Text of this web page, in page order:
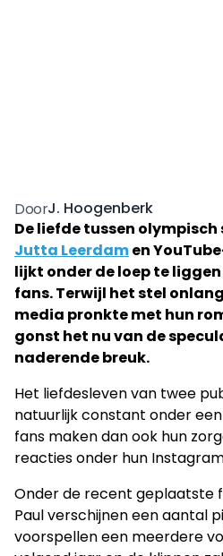
DoorJ. Hoogenberk
De liefde tussen
Jutta Leerdamen
lijkt onder de loep te
fans. Terwijl het stel
media pronkte met hun
gonst het nu van de
naderende breuk.
Het liefdesleven van twee
natuurlijk constant onder
fans maken dan ook hun
reacties onder hun
Onder de recent geplaatste
Paul verschijnen een aantal
voorspellen een meerdere